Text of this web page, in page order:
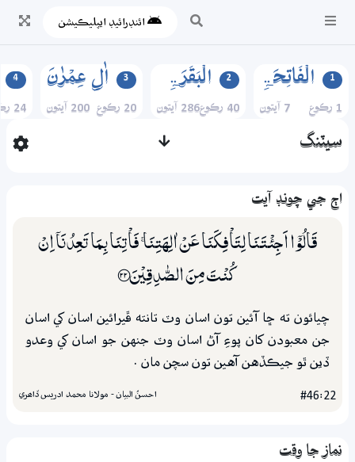
ائنڊرائيڊ ايپليڪيشن
1 الۡفَاتِحَۃِ
1 رڪوع 7 آيتون
2 الۡبَقَرَۃِ
40 رڪوع 286 آيتون
3 اٰلِ عِمۡرٰنَ
20 رڪوع 200 آيتون
4
24 رڪوع
سيٽنگ
اڄ جي چونڊ آيت
قَالُوْٓا اَجِئْتَـنَا لِتَاْفِكَنَا عَنْ اٰلِهَتِنَا ۚ فَاْتِنَا بِـمَا تَعِدُنَآ اِنْ
كُنْتَ مِنَ الصّٰدِقِيْنَ ؀22
چيائون ته ڇا آئين تون اسان وٽ تانته ڦيرائين اسان کي اسان
جن معبودن کان پوءِ آڻ اسان وٽ جنهن جو اسان کي وعدو
ڏين ٿو جيڪڏهن آهين تون سچن مان .
#46:22 احسنُ البيان - مولانا محمد ادريس ڏاھري
نماز جا وقت